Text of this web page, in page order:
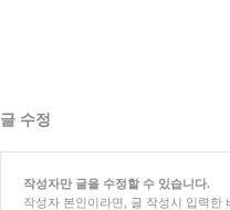
글 수정
작성자만 글을 수정할 수 있습니다.
작성자 본인이라면, 글 작성시 입력한